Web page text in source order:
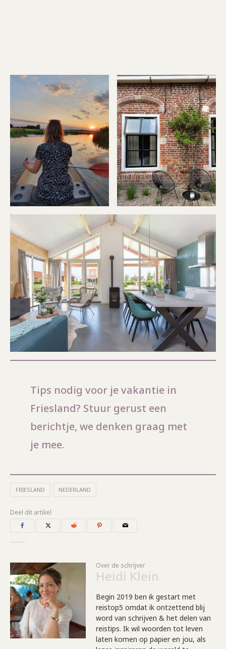
Tips nodig voor je vakantie in
Friesland? Stuur gerust een
berichtje, we denken graag met
je mee.
FRIESLAND NEDERLAND
Deel dit artikel
Over de schrijver
Heidi Klein
Begin 2019 ben ik gestart met
reistop5 omdat ik ontzettend blij
word van schrijven & het delen van
reistips. Ik wil woorden tot leven
laten komen op papier en jou, als